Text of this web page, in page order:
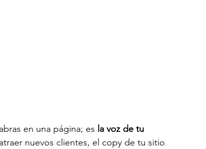
en una página; es la voz de tu
nuevos clientes, el copy de tu sitio